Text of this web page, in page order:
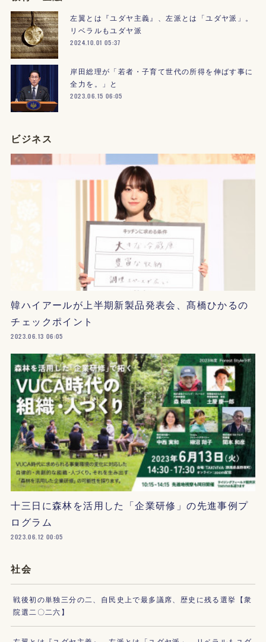
左翼とは『ユダヤ主義』、左派とは「ユダヤ派」。
リベラルもユダヤ派
2024.10.01 05:37
岸田総理が「若者・子育て世代の所得を伸ばす事に
全力を。」と
2023.06.15 06:05
ビジネス
韓ハイアールが上半期新製品発表会、髙橋ひかるの
チェックポイント
2023.06.13 06:05
十三日に森林を活用した「企業研修」の先進事例プ
ログラム
2023.06.12 00:05
社会
戦後初の単独三分の二、自民史上で最多議席、歴史に残る選挙【衆
院選二〇二六】